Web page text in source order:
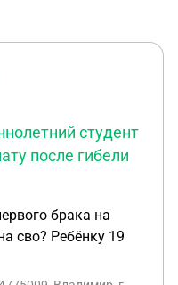
студент
после гибели
брака на
сво? Ребёнку 19